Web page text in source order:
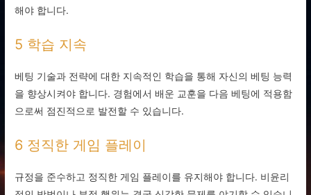
해야 합니다.
5 학습 지속
베팅 기술과 전략에 대한 지속적인 학습을 통해 자신의 베팅 능력
을 향상시켜야 합니다. 경험에서 배운 교훈을 다음 베팅에 적용함
으로써 점진적으로 발전할 수 있습니다.
6 정직한 게임 플레이
규정을 준수하고 정직한 게임 플레이를 유지해야 합니다. 비윤리